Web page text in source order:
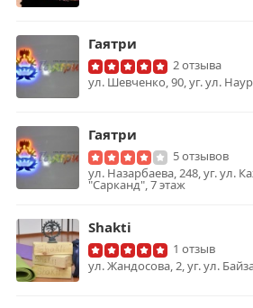
Гаятри
2 отзыва
ул. Шевченко, 90, уг. ул.
Гаятри
5 отзывов
ул. Назарбаева, 248, уг. ул.
"Сарканд", 7 этаж
Shakti
1 отзыв
ул. Жандосова, 2, уг. ул.